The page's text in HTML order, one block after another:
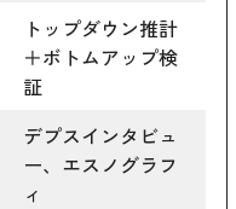
トップダウン推計
＋ボトムアップ検
証
デプスインタビュ
ー、エスノグラフ
ィ